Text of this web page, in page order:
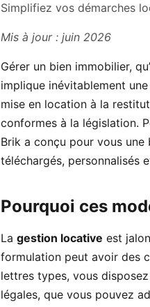
Simplifiez vos démarches
Mis à jour : juin 2026
Gérer un bien immobilier,
implique inévitablement
mise en location à la
conformes à la législation.
Brik a conçu pour vous une
téléchargés, personnalisés
Pourquoi ces
La gestion locative est
formulation peut avoir des
lettres types, vous
légales, que vous pouvez